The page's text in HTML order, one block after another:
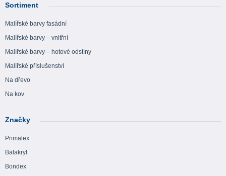
Sortiment
Malířské barvy fasádní
Malířské barvy – vnitřní
Malířské barvy – hotové odstíny
Malířské příslušenství
Na dřevo
Na kov
Značky
Primalex
Balakryl
Bondex